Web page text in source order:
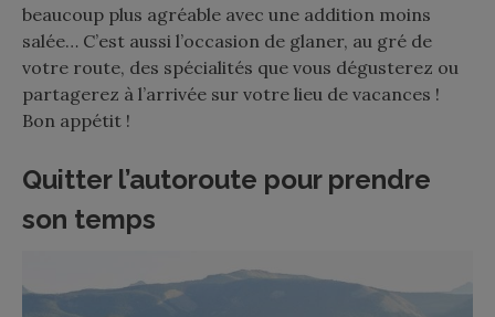
beaucoup plus agréable avec une addition moins
salée… C’est aussi l’occasion de glaner, au gré de
votre route, des spécialités que vous dégusterez ou
partagerez à l’arrivée sur votre lieu de vacances !
Bon appétit !
Quitter l’autoroute pour prendre
son temps